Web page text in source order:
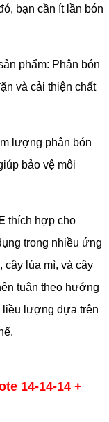
bạn cần ít lần bón
phẩm: Phân bón
và cải thiện chất
lượng phân bón
bảo vệ môi
thích hợp cho
trong nhiều ứng
cây lúa mì, và cây
tuân theo hướng
liều lượng dựa trên
14-14-14 +